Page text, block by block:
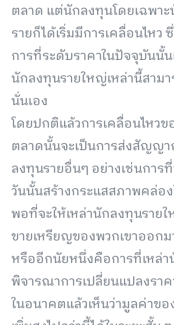
ตลาด แต่นักลงทุนโดยเฉพา
รายก็ได้เริ่มมีการเคลื่อนไห
การที่ระดับราคาในปัจจุบันนั้
นักลงทุนรายใหญ่เหล่านี้สาม
นั่นเอง
โดยปกติแล้วการเคลื่อนไหว
ตลาดนั้นจะเป็นการส่งสัญญ
ลงทุนรายอื่นๆ อย่างเช่นกา
วันนั้นสร้างกระแสสภาพคล่อ
พอที่จะให้เหล่านักลงทุนราย
ขายเหรียญของพวกเขาออก
หรืออีกนัยหนึ่งคือการที่เหล่
พิจารณาการเปลี่ยนแปลงรา
ในอนาคตแล้วเห็นว่ามูลค่าข